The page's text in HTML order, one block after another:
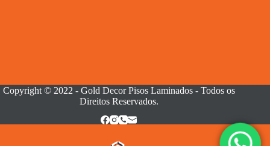
Copyright © 2022 - Gold Decor Pisos Laminados - Todos os
Direitos Reservados.